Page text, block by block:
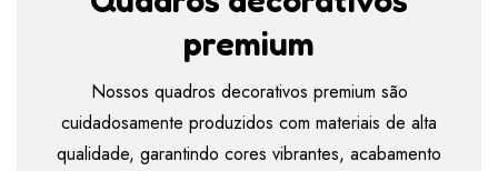
premium
Nossos quadros decorativos premium são
cuidadosamente produzidos com materiais de alta
qualidade, garantindo cores vibrantes, acabamento